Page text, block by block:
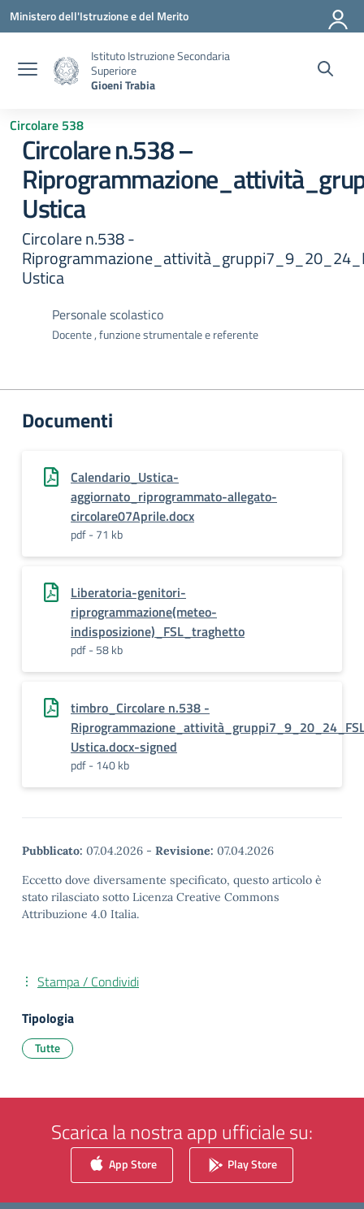
Vai ai contenuti
Vai al menu di navigazione
Vai al footer
Ministero dell'Istruzione e del Merito
Istituto Istruzione Secondaria
Superiore
Gioeni Trabia
Circolare 538
Circolare n.538 –
Ustica
Circolare n.538 -
Ustica
Personale scolastico
Docente , funzione strumentale e referente
Documenti
Calendario_Ustica-
aggiornato_riprogrammato-allegato-
circolare07Aprile.docx
pdf - 71 kb
Liberatoria-genitori-
riprogrammazione(meteo-
indisposizione)_FSL_traghetto
pdf - 58 kb
timbro_Circolare n.538 -
Ustica.docx-signed
pdf - 140 kb
Pubblicato: 07.04.2026 - Revisione: 07.04.2026
Eccetto dove diversamente specificato, questo articolo è
stato rilasciato sotto Licenza Creative Commons
Attribuzione 4.0 Italia.
Stampa / Condividi
Tipologia
Tutte
Scarica la nostra app ufficiale su:
App Store Play Store